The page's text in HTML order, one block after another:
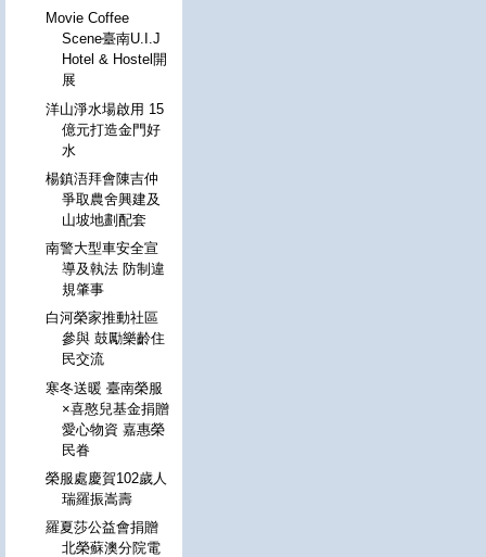
Movie Coffee
Scene臺南U.I.J
Hotel & Hostel開
展
洋山淨水場啟用 15
億元打造金門好
水
楊鎮浯拜會陳吉仲
爭取農舍興建及
山坡地劃配套
南警大型車安全宣
導及執法 防制違
規肇事
白河榮家推動社區
參與 鼓勵樂齡住
民交流
寒冬送暖 臺南榮服
×喜憨兒基金捐贈
愛心物資 嘉惠榮
民眷
榮服處慶賀102歲人
瑞羅振嵩壽
羅夏莎公益會捐贈
北榮蘇澳分院電